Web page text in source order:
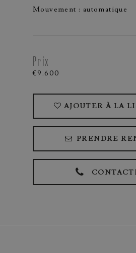
Mouvement : automatique
Prix
€9.600
AJOUTER À LA
PRENDRE